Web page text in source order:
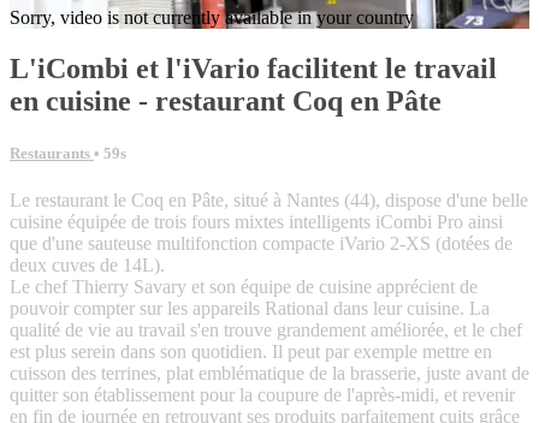
Sorry, video is not currently available in your country
L'iCombi et l'iVario facilitent le travail
en cuisine - restaurant Coq en Pâte
Restaurants • 59s
Le restaurant le Coq en Pâte, situé à Nantes (44), dispose d'une belle
cuisine équipée de trois fours mixtes intelligents iCombi Pro ainsi
que d'une sauteuse multifonction compacte iVario 2-XS (dotées de
deux cuves de 14L).
Le chef Thierry Savary et son équipe de cuisine apprécient de
pouvoir compter sur les appareils Rational dans leur cuisine. La
qualité de vie au travail s'en trouve grandement améliorée, et le chef
est plus serein dans son quotidien. Il peut par exemple mettre en
cuisson des terrines, plat emblématique de la brasserie, juste avant de
quitter son établissement pour la coupure de l'après-midi, et revenir
en fin de journée en retrouvant ses produits parfaitement cuits grâce